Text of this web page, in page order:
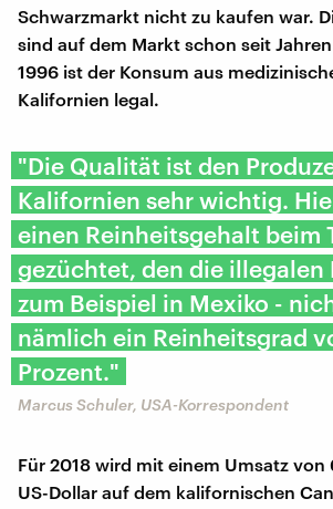
Schwarzmarkt nicht zu kaufen war.
sind auf dem Markt schon seit
1996 ist der Konsum aus
Kalifornien legal.
"Die Qualität ist den
Kalifornien sehr wichtig.
einen Reinheitsgehalt beim
gezüchtet, den die illegalen
zum Beispiel in Mexiko -
nämlich ein Reinheitsgrad
Prozent."
Marcus Schuler, USA-Korrespondent
Für 2018 wird mit einem Umsatz von
US-Dollar auf dem kalifornischen